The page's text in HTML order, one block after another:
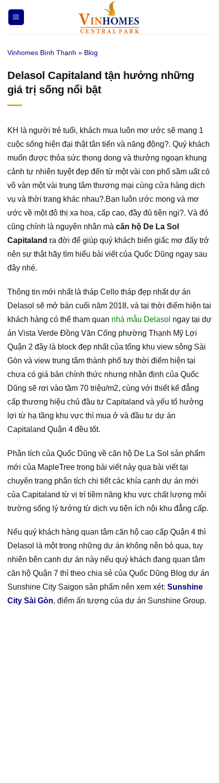
qua
nội
Vinhomes Bình Thạnh » Blog
Delasol Capitaland tận hưởng những
giá trị sống nổi bật
KH là người trẻ tuổi, khách mua luôn mơ ước sẽ mang 1
cuộc sống hiện đại thật tân tiến và năng động?. Quý khách
muốn được thỏa sức thong dong và thưởng ngoạn khung
cảnh tự nhiên tuyệt đẹp đến từ một vài con phố sầm uất có
vô vàn một vài trung tâm thương mại cùng cửa hàng dịch
vụ và thời trang khác nhau?.Bạn luôn ước mong và mơ
ước về một đô thị xa hoa, cấp cao, đầy đủ tiện ngi?. Và đó
cũng chính là nguyên nhân mà căn hộ De La Sol
Capitaland ra đời để giúp quý khách biến giấc mơ đấy trở
nên sự thật hãy tìm hiểu bài viết của Quốc Dũng ngay sau
đây nhé.
Thông tin mới nhất là tháp Cello tháp đẹp nhất dự án
Delasol sẽ mở bán cuối năm 2018, và tại thời điểm hiện tại
khách hàng có thể tham quan nhà mẫu Delasol ngay tại dự
án Vista Verde Đồng Văn Cống phường Thạnh Mỹ Lợi
Quận 2 đây là block đẹp nhất của tổng khu view sông Sài
Gòn và view trung tâm thành phố tuy thời điểm hiện tại
chưa có giá bán chính thức nhưng nhận định của Quốc
Dũng sẽ rơi vào tầm 70 triệu/m2, cùng với thiết kế đẳng
cấp thương hiệu chủ đầu tư Capitaland và yếu tố hưởng
lợi từ hạ tầng khu vực thì mua ở và đầu tư dự án
Capitaland Quận 4 đều tốt.
Phân tích của Quốc Dũng về căn hộ De La Sol sản phẩm
mới của MapleTree trong bài viết này qua bài viết tại
chuyên trang phân tích chi tiết các khía cạnh dự án mới
của Capitaland từ vị trí tiềm năng khu vực chất lượng môi
trường sống lý tưởng từ dịch vụ tiện ích nội khu đẳng cấp.
Nếu quý khách hàng quan tâm căn hộ cao cấp Quận 4 thì
Delasol là một trong những dự án không nên bỏ qua, tuy
nhiên bên cạnh dự án này nếu quý khách đang quan tâm
căn hộ Quận 7 thì theo chia sẻ của Quốc Dũng Blog dự án
Sunshine City Saigon sản phẩm nên xem xét: Sunshine
City Sài Gòn, điểm ấn tượng của dự án Sunshine Group.